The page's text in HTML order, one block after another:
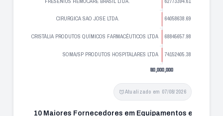
Atualizado em 07/08/2026